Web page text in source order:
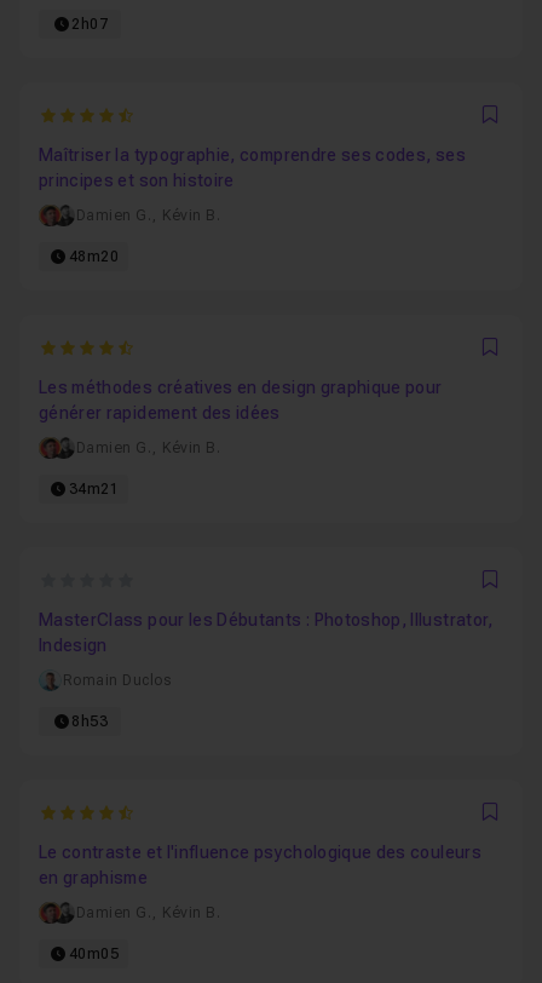
2h07
4.7625
Maîtriser la typographie, comprendre ses codes, ses
principes et son histoire
Damien G. , Kévin B.
48m20
4.7209302325581
Les méthodes créatives en design graphique pour
générer rapidement des idées
Damien G. , Kévin B.
34m21
MasterClass pour les Débutants : Photoshop, Illustrator,
Indesign
Romain Duclos
8h53
4.8514851485149
Le contraste et l'influence psychologique des couleurs
en graphisme
Damien G. , Kévin B.
40m05